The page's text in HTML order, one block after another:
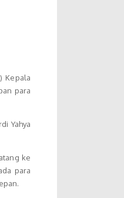
Kepala
para
Yahya
ke
para